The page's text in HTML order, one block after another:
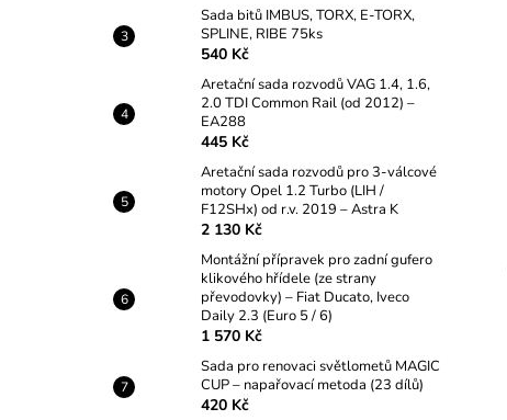
Sada bitů IMBUS, TORX, E-TORX,
SPLINE, RIBE 75ks
540 Kč
Aretační sada rozvodů VAG 1.4, 1.6,
2.0 TDI Common Rail (od 2012) –
EA288
445 Kč
Aretační sada rozvodů pro 3-válcové
motory Opel 1.2 Turbo (LIH /
F12SHx) od r.v. 2019 – Astra K
2 130 Kč
Montážní přípravek pro zadní gufero
klikového hřídele (ze strany
převodovky) – Fiat Ducato, Iveco
Daily 2.3 (Euro 5 / 6)
1 570 Kč
Sada pro renovaci světlometů MAGIC
CUP – napařovací metoda (23 dílů)
420 Kč